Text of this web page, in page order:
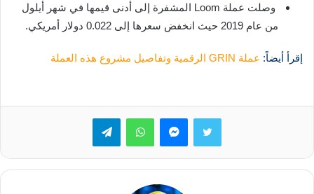
وصلت عملة Loom المشفرة إلى أدنى قيمها في شهر أيلول
من عام 2019 حيث انخفض سعرها إلى 0.022 دولار أمريكي.
إقرأ أيضاً: عملة GRIN الرقمية وتفاصيل مشروع هذه العملة
تويتر ماسنجرواتساب تيلقرام